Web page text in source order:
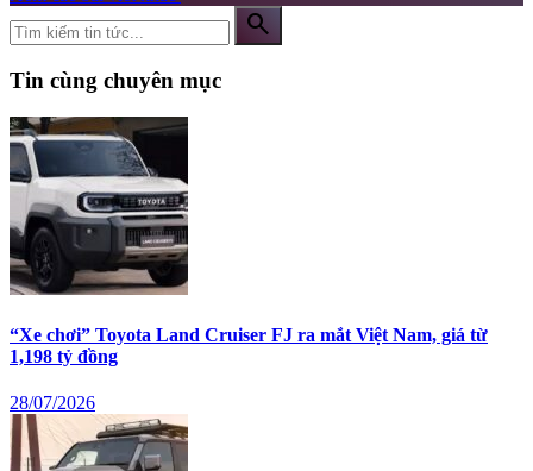
search
Tin cùng chuyên mục
“Xe chơi” Toyota Land Cruiser FJ ra mắt Việt Nam, giá từ
1,198 tỷ đồng
28/07/2026